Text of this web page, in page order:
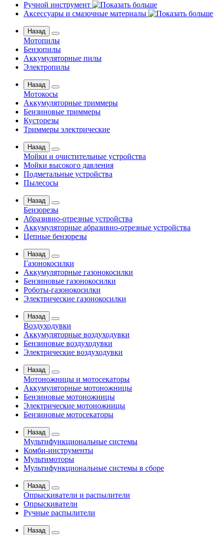
Ручной инструмент
Аксессуары и смазочные материалы
Назад
Мотопилы
Бензопилы
Аккумуляторные пилы
Электропилы
Назад
Мотокосы
Аккумуляторные триммеры
Бензиновые триммеры
Кусторезы
Триммеры электрические
Назад
Мойки и очистительные устройства
Мойки высокого давления
Подметальные устройства
Пылесосы
Назад
Бензорезы
Абразивно-отрезные устройства
Аккумуляторные абразивно-отрезные устройства
Цепные бензорезы
Назад
Газонокосилки
Аккумуляторные газонокосилки
Бензиновые газонокосилки
Роботы-газонокосилки
Электрические газонокосилки
Назад
Воздуходувки
Аккумуляторные воздуходувки
Бензиновые воздуходувки
Электрические воздуходувки
Назад
Мотоножницы и мотосекаторы
Аккумуляторные мотоножницы
Бензиновые мотоножницы
Электрические мотоножницы
Бензиновые мотосекаторы
Назад
Мультифункциональные системы
Комби-инструменты
Мультимоторы
Мультифункциональные системы в сборе
Назад
Опрыскиватели и распылители
Опрыскиватели
Ручные распылители
Назад